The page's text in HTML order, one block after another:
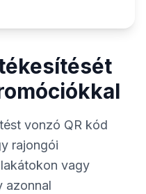
vonzó QR kód
rajongói
vagy
azonnal